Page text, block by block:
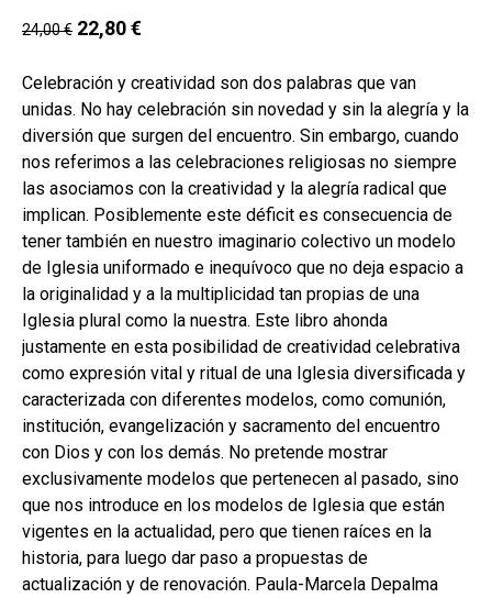
24,00€ 22,80€
Celebración y creatividad son dos palabras que van
unidas. No hay celebración sin novedad y sin la alegría y la
diversión que surgen del encuentro. Sin embargo, cuando
nos referimos a las celebraciones religiosas no siempre
las asociamos con la creatividad y la alegría radical que
implican. Posiblemente este déficit es consecuencia de
tener también en nuestro imaginario colectivo un modelo
de Iglesia uniformado e inequívoco que no deja espacio a
la originalidad y a la multiplicidad tan propias de una
Iglesia plural como la nuestra. Este libro ahonda
justamente en esta posibilidad de creatividad celebrativa
como expresión vital y ritual de una Iglesia diversificada y
caracterizada con diferentes modelos, como comunión,
institución, evangelización y sacramento del encuentro
con Dios y con los demás. No pretende mostrar
exclusivamente modelos que pertenecen al pasado, sino
que nos introduce en los modelos de Iglesia que están
vigentes en la actualidad, pero que tienen raíces en la
historia, para luego dar paso a propuestas de
actualización y de renovación. Paula-Marcela Depalma